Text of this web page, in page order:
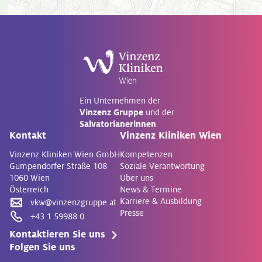
Ein Unternehmen der
Vinzenz Gruppe und der
Salvatorianerinnen
Kontakt
Vinzenz Kliniken Wien GmbH
Gumpendorfer Straße 108
1060 Wien
Österreich
vkw@vinzenzgruppe.at
+43 1 59988 0
Kontaktieren Sie uns
Vinzenz Kliniken Wien
Kompetenzen
Soziale Verantwortung
Über uns
News & Termine
Karriere & Ausbildung
Presse
Folgen Sie uns